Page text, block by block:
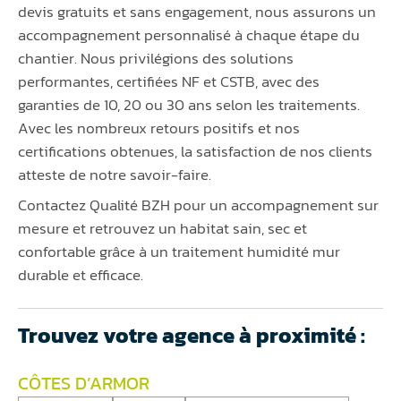
devis gratuits et sans engagement, nous assurons un
accompagnement personnalisé à chaque étape du
chantier. Nous privilégions des solutions
performantes, certifiées NF et CSTB, avec des
garanties de 10, 20 ou 30 ans selon les traitements.
Avec les nombreux retours positifs et nos
certifications obtenues, la satisfaction de nos clients
atteste de notre savoir-faire.
Contactez Qualité BZH pour un accompagnement sur
mesure et retrouvez un habitat sain, sec et
confortable grâce à un traitement humidité mur
durable et efficace.
Trouvez votre agence à proximité :
CÔTES D’ARMOR